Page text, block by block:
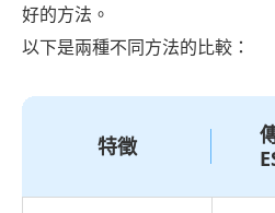
好的方法。
以下是兩種不同方法的比較：
特徵